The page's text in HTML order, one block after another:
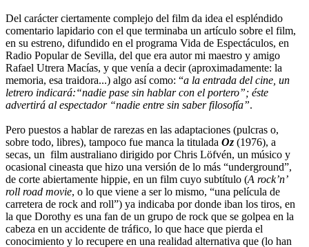
Del carácter ciertamente complejo del film da idea el espléndido
comentario lapidario con el que terminaba un artículo sobre el film,
en su estreno, difundido en el programa Vida de Espectáculos, en
Radio Popular de Sevilla, del que era autor mi maestro y amigo
Rafael Utrera Macías, y que venía a decir (aproximadamente: la
memoria, esa traidora...) algo así como: “a la entrada del cine, un
letrero indicará:“nadie pase sin hablar con el portero”; éste
advertirá al espectador “nadie entre sin saber filosofía”.
Pero puestos a hablar de rarezas en las adaptaciones (pulcras o,
sobre todo, libres), tampoco fue manca la titulada Oz (1976), a
secas, un film australiano dirigido por Chris Löfvén, un músico y
ocasional cineasta que hizo una versión de lo más “underground”,
de corte abiertamente hippie, en un film cuyo subtítulo (A rock’n’
roll road movie, o lo que viene a ser lo mismo, “una película de
carretera de rock and roll”) ya indicaba por donde iban los tiros, en
la que Dorothy es una fan de un grupo de rock que se golpea en la
cabeza en un accidente de tráfico, lo que hace que pierda el
conocimiento y lo recupere en una realidad alternativa que (lo han